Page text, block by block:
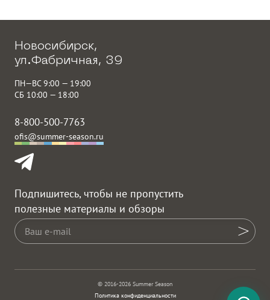
Новосибирск,
ул.Фабричная, 39
ПН—ВС 9:00 — 19:00
СБ 10:00 — 18:00
8-800-500-7763
ofis@summer-season.ru
Подпишитесь, чтобы не пропустить
полезные материалы и обзоры
© 2016-2026 Summer Season
Политика конфиденциальности